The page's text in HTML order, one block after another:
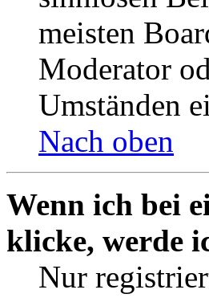
meisten
Moderator
Umständen
Nach oben
Wenn ich bei
klicke, werde
Nur